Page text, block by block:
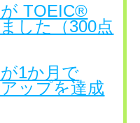
TOEIC®
した（300点
1か月で
ップを達成